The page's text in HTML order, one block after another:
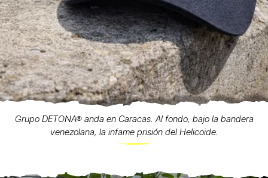
Grupo DETONA® anda en Caracas. Al fondo, bajo la bandera
venezolana, la infame prisión del Helicoide.